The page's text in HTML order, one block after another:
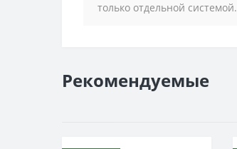
только отдельной системой.
Рекомендуемые